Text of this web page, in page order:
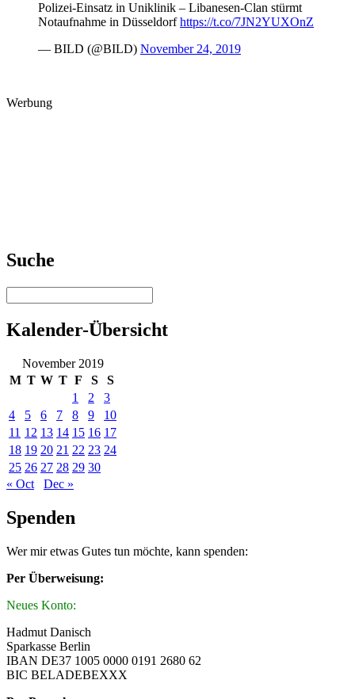
Polizei-Einsatz in Uniklinik – Libanesen-Clan stürmt
Notaufnahme in Düsseldorfhttps://t.co/7JN2YUXOnZ
— BILD (@BILD) November 24, 2019
Werbung
Suche
Kalender-Übersicht
November 2019
M T W T F S
S
1
2
3
4
5 6 7 8 9
10
11 12 13 14 15 16 17
18 19 20 21 22 23 24
25 26 27 28 29 30
« Oct
Dec »
Spenden
Wer mir etwas Gutes tun möchte, kann spenden:
Per Überweisung:
Neues Konto:
Hadmut Danisch
Sparkasse Berlin
IBAN DE37 1005 0000 0191 2680 62
BIC BELADEBEXXX